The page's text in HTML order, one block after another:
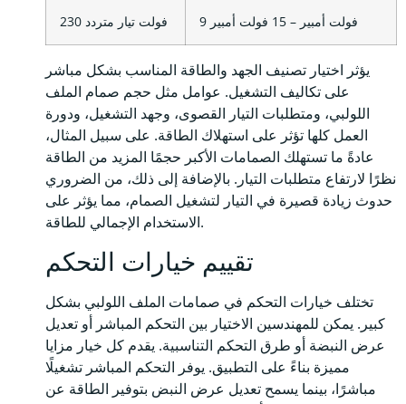
230 فولت تيار متردد 9 فولت أمبير – 15 فولت أمبير
يؤثر اختيار تصنيف الجهد والطاقة المناسب بشكل مباشر
على تكاليف التشغيل. عوامل مثل حجم صمام الملف
اللولبي، ومتطلبات التيار القصوى، وجهد التشغيل، ودورة
العمل كلها تؤثر على استهلاك الطاقة. على سبيل المثال،
عادةً ما تستهلك الصمامات الأكبر حجمًا المزيد من الطاقة
نظرًا لارتفاع متطلبات التيار. بالإضافة إلى ذلك، من الضروري
حدوث زيادة قصيرة في التيار لتشغيل الصمام، مما يؤثر على
الاستخدام الإجمالي للطاقة.
تقييم خيارات التحكم
تختلف خيارات التحكم في صمامات الملف اللولبي بشكل
كبير. يمكن للمهندسين الاختيار بين التحكم المباشر أو تعديل
عرض النبضة أو طرق التحكم التناسبية. يقدم كل خيار مزايا
مميزة بناءً على التطبيق. يوفر التحكم المباشر تشغيلًا
مباشرًا، بينما يسمح تعديل عرض النبض بتوفير الطاقة عن